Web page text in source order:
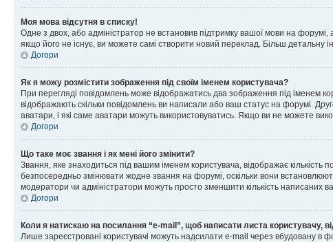
Моя мова відсутня в списку!
Одне з двох, або адміністратор не встановив підтримку вашої мови на
якщо його не існує, ви можете самі створити новий переклад. Більш
Догори
Як я можу розмістити зображення під своїм іменем користувача?
При перегляді повідомлень може відображатись два зображення під іменем
відображають скільки повідомлень ви написали або ваш статус на форумі.
аватари, і які саме аватари можуть використовуватись. Якщо ви не можете
Догори
Що таке моє звання і як мені його змінити?
Звання, яке знаходиться під вашим іменем користувача, відображає
безпосередньо змінювати жодне звання на форумі, оскільки вони
модератори чи адміністратори можуть просто зменшити кількість написаних
Догори
Коли я натискаю на посилання “e-mail”, щоб написати листа користувачу,
Лише зареєстровані користувачі можуть надсилати e-mail через вбудовану